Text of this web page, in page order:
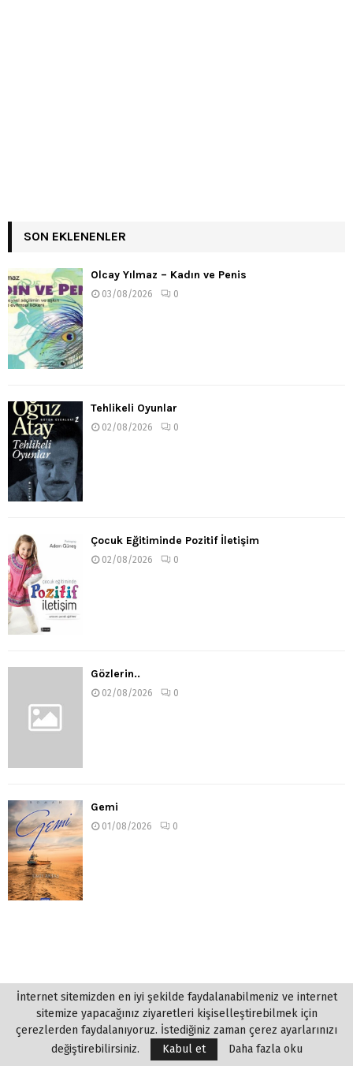
SON EKLENENLER
Olcay Yılmaz – Kadın ve Penis
03/08/2026 0
Tehlikeli Oyunlar
02/08/2026 0
Çocuk Eğitiminde Pozitif İletişim
02/08/2026 0
Gözlerin..
02/08/2026 0
Gemi
01/08/2026 0
İnternet sitemizden en iyi şekilde faydalanabilmeniz ve internet
sitemize yapacağınız ziyaretleri kişiselleştirebilmek için
çerezlerden faydalanıyoruz. İstediğiniz zaman çerez ayarlarınızı
değiştirebilirsiniz.
Kabul et Daha fazla oku